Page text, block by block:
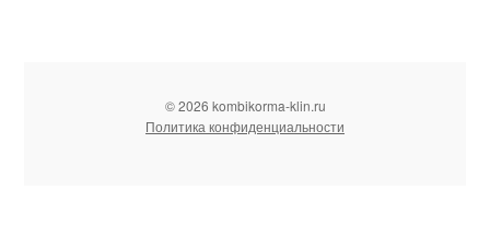
© 2026 kombikorma-klin.ru
Политика конфиденциальности